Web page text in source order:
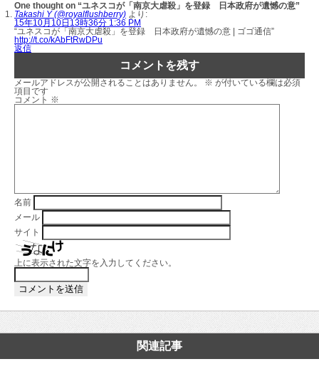
One thought on “ユネスコが「南京大虐殺」を登録 日本政府が遺憾の意”
Takashi Y (@royalflushberry) より:
15年10月10日13時36分 1:36 PM
“ユネスコが「南京大虐殺」を登録 日本政府が遺憾の意 | ゴゴ通信”
http://t.co/kAbFtRwDPu
返信
コメントを残す
メールアドレスが公開されることはありません。 ※ が付いている欄は必須
項目です
コメント ※
名前
メール
サイト
上に表示された文字を入力してください。
関連記事